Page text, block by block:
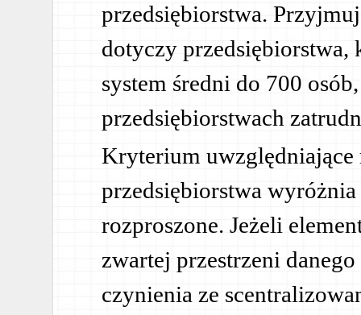
przedsiębiorstwa.
dotyczy przedsiębiorstwa,
system średni do 700
przedsiębiorstwach
Kryterium uwzględniające
przedsiębiorstwa
rozproszone. Jeżeli
zwartej przestrzeni
czynienia ze